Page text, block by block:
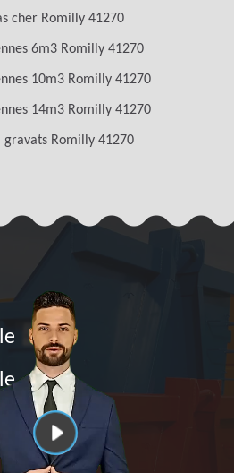
cher Romilly 41270
6m3 Romilly 41270
10m3 Romilly 41270
14m3 Romilly 41270
gravats Romilly 41270